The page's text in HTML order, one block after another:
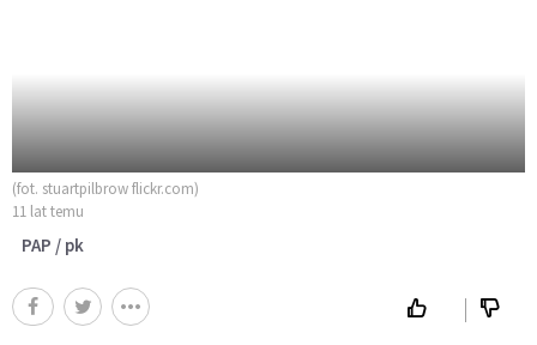
(fot. stuartpilbrow flickr.com)
11 lat temu
PAP / pk